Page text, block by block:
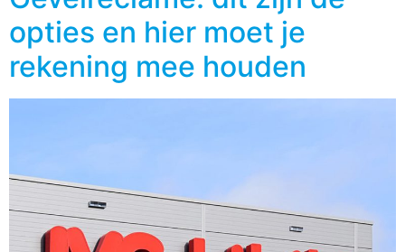
opties en hier moet je
rekening mee houden